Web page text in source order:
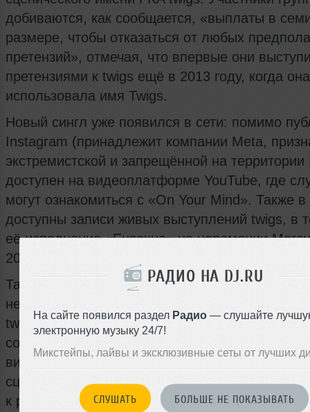
РАДИО НА DJ.RU
На сайте появился раздел Радио — слушайте
электронную музыку 24/7!
Микстейпы, лайвы и эксклюзивные сеты от лучших
СЛУШАТЬ БОЛЬШЕ НЕ ПОКАЗЫВАТЬ
добиваются, как сообщается, «выплаты в
размере, чтобы отказаться от любых
претензий», отмечая, что впервые они
претензиями к twigs ещё в 2013 году, когда она
использовала имя Twigs.
Новый сингл уже появился в сети: помимо
Instagram (принадлежит компании Meta,
экстремистской и запрещённой на
доступен на видеоплатформе YouTube, где
могут ознакомиться с «On Your Mind». Также в
доступны записи живых выступлений twigs, в
её исполнение «Eusexua» на церемонии
2025.
Таким образом, релиз «On Your Mind»
недавние достижения и текущие трудности в
twigs: от признания на премии Grammy и
сопутствующего LP до отмены фестивальных
визовых проблем и продолжающегося спора
сценического имени. Участие Lil Yachty в
к релизу дополнительный элемент